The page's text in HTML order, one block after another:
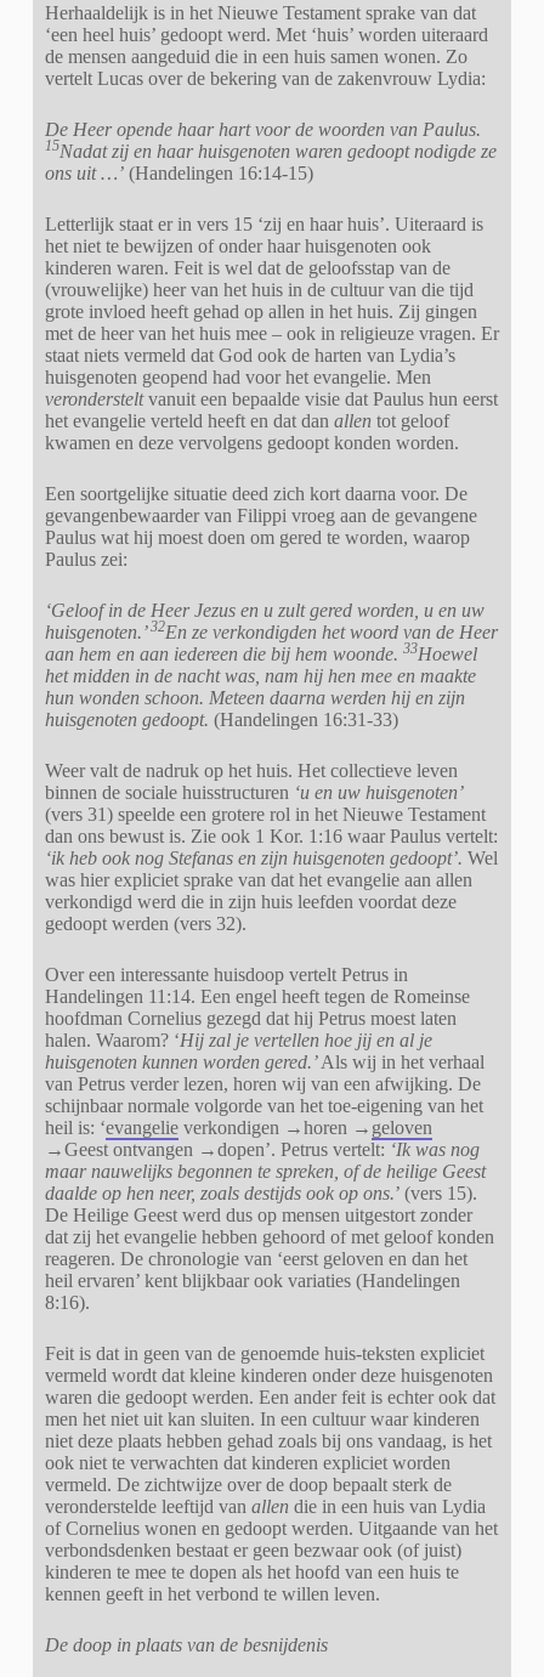
Herhaaldelijk is in het Nieuwe Testament sprake van dat
‘een heel huis’ gedoopt werd. Met ‘huis’ worden uiteraard
de mensen aangeduid die in een huis samen wonen. Zo
vertelt Lucas over de bekering van de zakenvrouw Lydia:
De Heer opende haar hart voor de woorden van Paulus.
15Nadat zij en haar huisgenoten waren gedoopt nodigde ze
ons uit …’(Handelingen 16:14-15)
Letterlijk staat er in vers 15 ‘zij en haar huis’. Uiteraard is
het niet te bewijzen of onder haar huisgenoten ook
kinderen waren. Feit is wel dat de geloofsstap van de
(vrouwelijke) heer van het huis in de cultuur van die tijd
grote invloed heeft gehad op allen in het huis. Zij gingen
met de heer van het huis mee – ook in religieuze vragen. Er
staat niets vermeld dat God ook de harten van Lydia’s
huisgenoten geopend had voor het evangelie. Men
verondersteltvanuit een bepaalde visie dat Paulus hun eerst
het evangelie verteld heeft en dat dan allen tot geloof
kwamen en deze vervolgens gedoopt konden worden.
Een soortgelijke situatie deed zich kort daarna voor. De
gevangenbewaarder van Filippi vroeg aan de gevangene
Paulus wat hij moest doen om gered te worden, waarop
Paulus zei:
‘Geloof in de Heer Jezus en u zult gered worden, u en uw
huisgenoten.’32En ze verkondigden het woord van de Heer
aan hem en aan iedereen die bij hem woonde. 33Hoewel
het midden in de nacht was, nam hij hen mee en maakte
hun wonden schoon. Meteen daarna werden hij en zijn
huisgenoten gedoopt. (Handelingen 16:31-33)
Weer valt de nadruk op het huis. Het collectieve leven
binnen de sociale huisstructuren ‘u en uw huisgenoten’
(vers 31) speelde een grotere rol in het Nieuwe Testament
dan ons bewust is. Zie ook 1 Kor. 1:16 waar Paulus vertelt:
‘ik heb ook nog Stefanas en zijn huisgenoten gedoopt’. Wel
was hier expliciet sprake van dat het evangelie aan allen
verkondigd werd die in zijn huis leefden voordat deze
gedoopt werden (vers 32).
Over een interessante huisdoop vertelt Petrus in
Handelingen 11:14. Een engel heeft tegen de Romeinse
hoofdman Cornelius gezegd dat hij Petrus moest laten
halen. Waarom? ‘Hij zal je vertellen hoe jij en al je
huisgenoten kunnen worden gered.’Als wij in het verhaal
van Petrus verder lezen, horen wij van een afwijking. De
schijnbaar normale volgorde van het toe-eigening van het
heil is: ‘evangelieverkondigen →horen → geloven
→Geest ontvangen →dopen’. Petrus vertelt: ‘Ik was nog
maar nauwelijks begonnen te spreken, of de heilige Geest
daalde op hen neer, zoals destijds ook op ons.’ (vers 15).
De Heilige Geest werd dus op mensen uitgestort zonder
dat zij het evangelie hebben gehoord of met geloof konden
reageren. De chronologie van ‘eerst geloven en dan het
heil ervaren’ kent blijkbaar ook variaties (Handelingen
8:16).
Feit is dat in geen van de genoemde huis-teksten expliciet
vermeld wordt dat kleine kinderen onder deze huisgenoten
waren die gedoopt werden. Een ander feit is echter ook dat
men het niet uit kan sluiten. In een cultuur waar kinderen
niet deze plaats hebben gehad zoals bij ons vandaag, is het
ook niet te verwachten dat kinderen expliciet worden
vermeld. De zichtwijze over de doop bepaalt sterk de
veronderstelde leeftijd van allen die in een huis van Lydia
of Cornelius wonen en gedoopt werden. Uitgaande van het
verbondsdenken bestaat er geen bezwaar ook (of juist)
kinderen te mee te dopen als het hoofd van een huis te
kennen geeft in het verbond te willen leven.
De doop in plaats van de besnijdenis